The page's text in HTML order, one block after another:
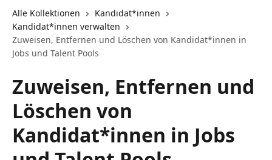
Alle Kollektionen
Kandidat*innen
Kandidat*innen verwalten
Zuweisen, Entfernen und Löschen von Kandidat*innen in
Jobs und Talent Pools
Zuweisen, Entfernen und
Löschen von
Kandidat*innen in Jobs